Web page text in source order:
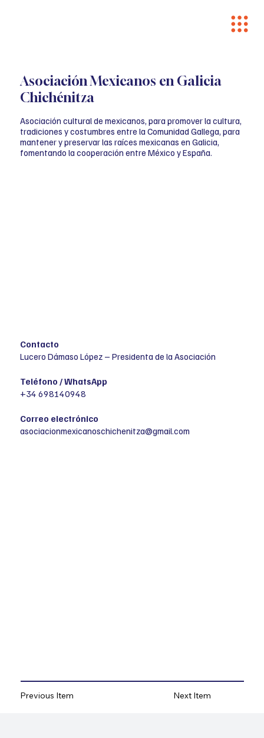
Asociación Mexicanos en Galicia
Chichénitza
Asociación cultural de mexicanos, para promover la cultura,
tradiciones y costumbres entre la Comunidad Gallega, para
mantener y preservar las raíces mexicanas en Galicia,
fomentando la cooperación entre México y España.
Contacto
Lucero Dámaso López – Presidenta de la Asociación
Teléfono / WhatsApp
+34 698140948
Correo electrónico
asociacionmexicanoschichenitza@gmail.com
Previous Item Next Item